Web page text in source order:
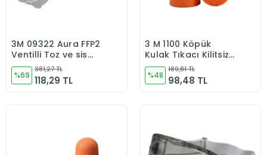
Sepete Ekle
3M 09322 Aura FFP2
Ventilli Toz ve sis
Maskesi
%69
381,27 TL
118,29 TL
Sepete Ekle
3 M 1100 Köpük
Kulak Tıkacı Kilitsiz
Kulaklıklar 29 Db 10
çift
%48
189,81 TL
98,48 TL